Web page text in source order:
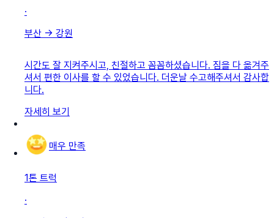
·
부산 → 강원
시간도 잘 지켜주시고, 친절하고 꼼꼼하셨습니다. 짐을 다 옮겨주
셔서 편한 이사를 할 수 있었습니다. 더운날 수고해주셔서 감사합
니다.
자세히 보기
매우 만족
1톤 트럭
·